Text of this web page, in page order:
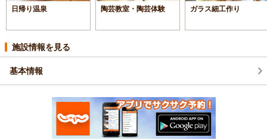
日帰り温泉 陶芸教室・陶芸体験 ガラス細工作り
施設情報を見る
基本情報